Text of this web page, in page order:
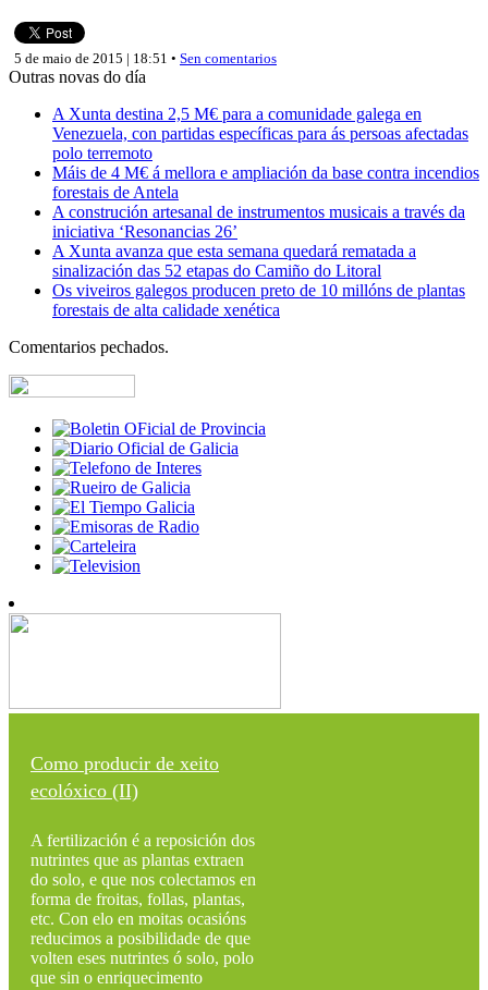
5 de maio de 2015 | 18:51 • Sen comentarios
Outras novas do día
A Xunta destina 2,5 M€ para a comunidade galega en
Venezuela, con partidas específicas para ás persoas afectadas
polo terremoto
Máis de 4 M€ á mellora e ampliación da base contra incendios
forestais de Antela
A construción artesanal de instrumentos musicais a través da
iniciativa ‘Resonancias 26’
A Xunta avanza que esta semana quedará rematada a
sinalización das 52 etapas do Camiño do Litoral
Os viveiros galegos producen preto de 10 millóns de plantas
forestais de alta calidade xenética
Comentarios pechados.
Como producir de xeito
ecolóxico (II)
A fertilización é a reposición dos
nutrintes que as plantas extraen
do solo, e que nos colectamos en
forma de froitas, follas, plantas,
etc. Con elo en moitas ocasións
reducimos a posibilidade de que
volten eses nutrintes ó solo, polo
que sin o enriquecimento